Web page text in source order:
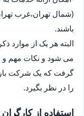
(شمال تهران،غرب
باشند.
البته هر یک از
می شود و نکات مهم و
گرفت که یک شرکت
را در نظر بگیرد.
استفاده از